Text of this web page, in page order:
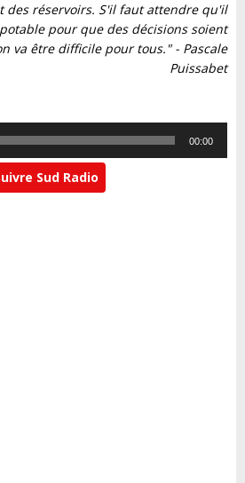
des réservoirs. S'il faut attendre qu'il
pour que des décisions soient
va être difficile pour tous." - Pascale
Puissabet
00:00
Sud Radio